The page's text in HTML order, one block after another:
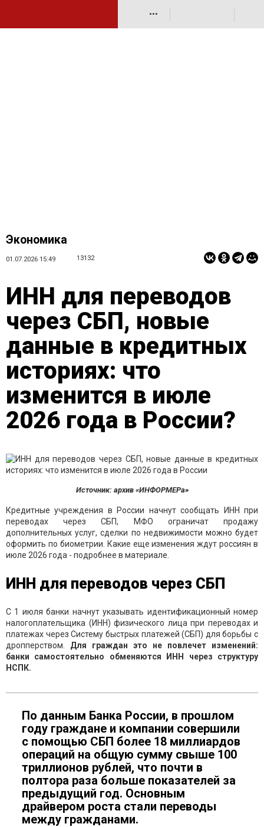
•••
Экономика
01.07.2026 15:49 13132
ИНН для переводов
через СБП, новые
данные в кредитных
историях: что
изменится в июле
2026 года в России?
Источник: архив «ИНФОРМЕРа»
Кредитные учреждения в России начнут сообщать ИНН при
переводах через СБП, МФО ограничат продажу
дополнительных услуг, сделки по недвижимости можно будет
оформить по биометрии. Какие еще изменения ждут россиян в
июле 2026 года - подробнее в материале.
ИНН для переводов через СБП
С 1 июля банки начнут указывать идентификационный номер
налогоплательщика (ИНН) физического лица при переводах и
платежах через Систему быстрых платежей (СБП) для борьбы с
дропперством.
Для граждан это не повлечет изменений:
банки самостоятельно обменяются ИНН через структуру
НСПК.
По данным Банка России, в прошлом
году граждане и компании совершили
с помощью СБП более 18 миллиардов
операций на общую сумму свыше 100
триллионов рублей, что почти в
полтора раза больше показателей за
предыдущий год. Основным
драйвером роста стали переводы
между гражданами.